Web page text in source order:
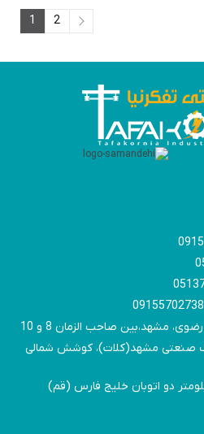
1
2
مشهد،بین صاحب الزمان 8 و 10
صنعتی مشهد(کلات)، کوشش شمالی
دو اتوبان خلیج فارس (قم)